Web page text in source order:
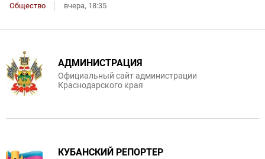
Общество вчера, 18:35
АДМИНИСТРАЦИЯ
Официальный сайт администрации
Краснодарского края
КУБАНСКИЙ РЕПОРТЕР